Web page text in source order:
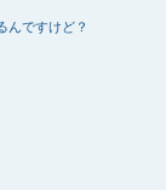
んですけど？